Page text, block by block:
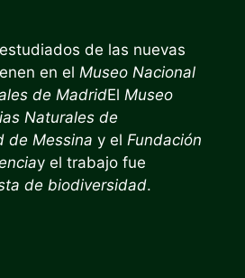
de las nuevas
en el Museo Nacional
de MadridEl Museo
Naturales de
de Messina y el Fundación
y el trabajo fue
de biodiversidad.